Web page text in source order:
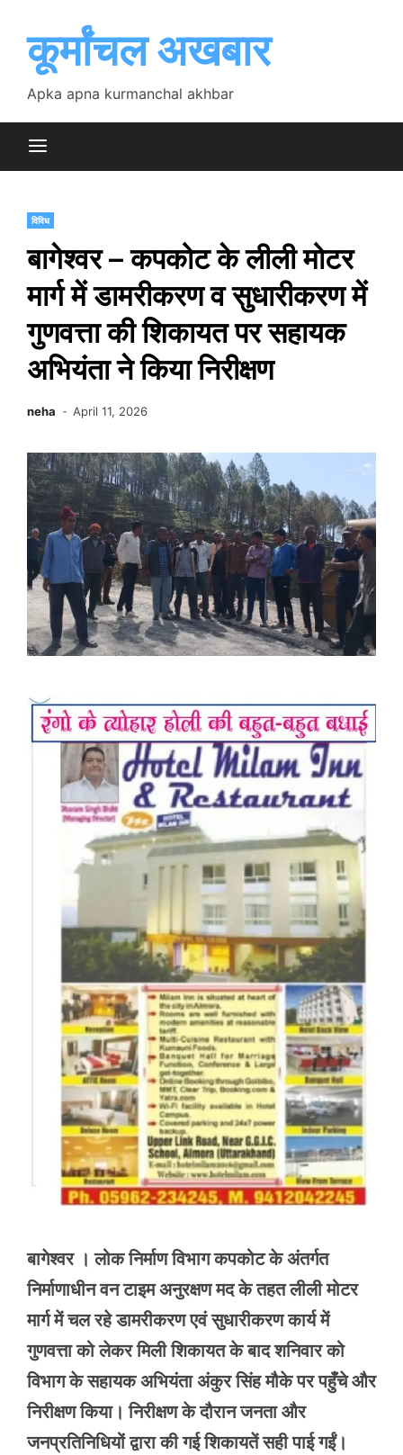
contentकूर्मांचल अखबार
Apka apna kurmanchal akhbar
विविध
बागेश्वर – कपकोट के लीली मोटर
मार्ग में डामरीकरण व सुधारीकरण में
गुणवत्ता की शिकायत पर सहायक
अभियंता ने किया निरीक्षण
neha April 11, 2026
बागेश्वर । लोक निर्माण विभाग कपकोट के अंतर्गत
निर्माणाधीन वन टाइम अनुरक्षण मद के तहत लीली मोटर
मार्ग में चल रहे डामरीकरण एवं सुधारीकरण कार्य में
गुणवत्ता को लेकर मिली शिकायत के बाद शनिवार को
विभाग के सहायक अभियंता अंकुर सिंह मौके पर पहुँचे और
निरीक्षण किया। निरीक्षण के दौरान जनता और
जनप्रतिनिधियों द्वारा की गई शिकायतें सही पाई गईं।